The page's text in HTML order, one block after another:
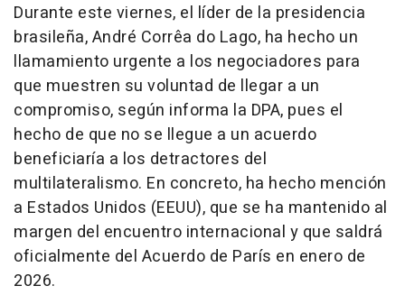
Durante este viernes, el líder de la presidencia
brasileña, André Corrêa do Lago, ha hecho un
llamamiento urgente a los negociadores para
que muestren su voluntad de llegar a un
compromiso, según informa la DPA, pues el
hecho de que no se llegue a un acuerdo
beneficiaría a los detractores del
multilateralismo. En concreto, ha hecho mención
a Estados Unidos (EEUU), que se ha mantenido al
margen del encuentro internacional y que saldrá
oficialmente del Acuerdo de París en enero de
2026.